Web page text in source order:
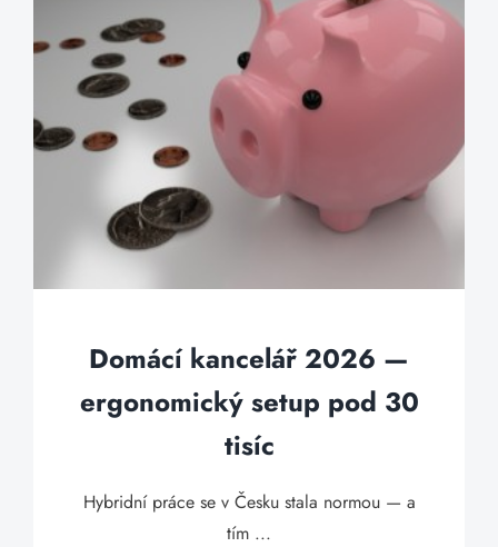
Domácí kancelář 2026 —
ergonomický setup pod 30
tisíc
Hybridní práce se v Česku stala normou — a
tím ...